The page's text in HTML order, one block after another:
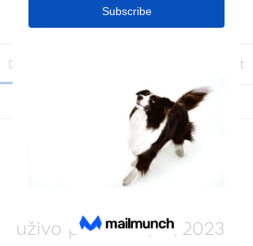
Join
Discussion About
December 11, 2023
Војводина Напредак
uživo prenos 11/12/2023